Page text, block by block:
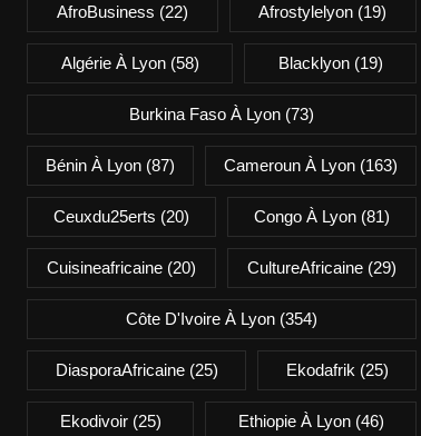
AfroBusiness (22) Afrostylelyon (19)
Algérie À Lyon(58) Blacklyon(19)
Burkina Faso À Lyon (73)
Bénin À Lyon (87) Cameroun À Lyon (163)
Ceuxdu25erts (20) Congo À Lyon (81)
Cuisineafricaine (20) CultureAfricaine (29)
Côte D'Ivoire À Lyon (354)
DiasporaAfricaine(25) Ekodafrik (25)
Ekodivoir(25) Ethiopie À Lyon(46)